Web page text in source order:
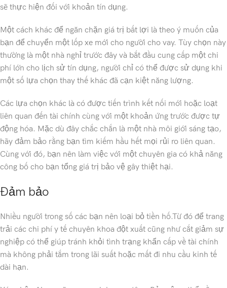
sẽ thực hiện đối với khoản tín dụng.
Một cách khác để ngăn chặn giá trị bất lợi là theo ý muốn của
bạn để chuyển một lốp xe mới cho người cho vay. Tùy chọn này
thường là một nhà nghỉ trước đây và bắt đầu cung cấp một chi
phí lớn cho lịch sử tín dụng, người chỉ có thể được sử dụng khi
một số lựa chọn thay thế khác đã cạn kiệt năng lượng.
Các lựa chọn khác là có được tiến trình kết nối mới hoặc loạt
liên quan đến tài chính cùng với một khoản ứng trước được tự
động hóa. Mặc dù đây chắc chắn là một nhà môi giới sáng tạo,
hãy đảm bảo rằng bạn tìm kiếm hầu hết mọi rủi ro liên quan.
Cùng với đó, bạn nên làm việc với một chuyên gia có khả năng
công bố cho bạn tổng giá trị bảo vệ gây thiệt hại.
Đảm bảo
Nhiều người trong số các bạn nên loại bỏ tiền hố.Từ đó để trang
trải các chi phí y tế chuyên khoa đột xuất cũng như cắt giảm sự
nghiệp có thể giúp tránh khỏi tình trạng khẩn cấp về tài chính
mà không phải tắm trong lãi suất hoặc mất đi nhu cầu kinh tế
dài hạn.